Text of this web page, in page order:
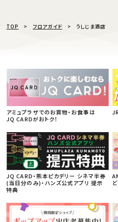
TOP フロアガイド うしじま酒店
アミュプラザでのお買物・お食事は
JQ CARDがおトク！
JQ CARD・熊本ピカデリー シネマ半券
(当日分のみ)・ハンズ公式アプリ 提示
特典